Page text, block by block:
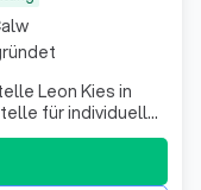
Leon Kies in
für individuelle
Team bietet
Haftpflicht,
unserer